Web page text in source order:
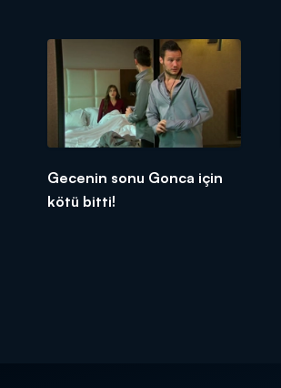
Gecenin sonu Gonca için
kötü bitti!